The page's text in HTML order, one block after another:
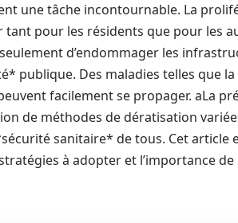
une tâche incontournable. La
pour les résidents que pour les
d’endommager les
publique. Des maladies telles que
facilement se propager. aLa
de méthodes de dératisation
sanitaire* de tous. Cet article
à adopter et l’importance